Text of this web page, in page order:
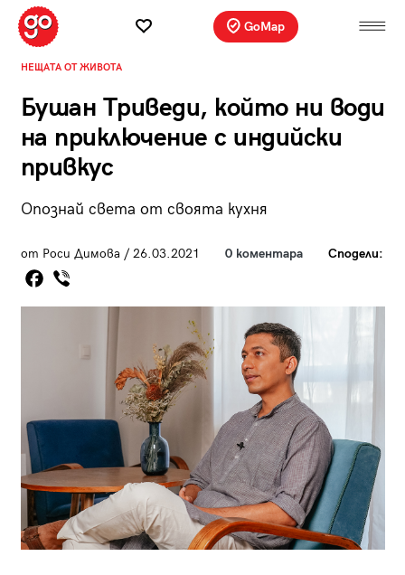
GoMap
НЕЩАТА ОТ ЖИВОТА
Бушан Триведи, който ни води
на приключение с индийски
привкус
Опознай света от своята кухня
от Роси Димова / 26.03.2021 0 коментара Сподели: